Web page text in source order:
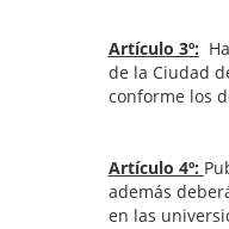
Artículo 3º:
de la Ciudad
conforme los
Artículo 4º:
además
en las